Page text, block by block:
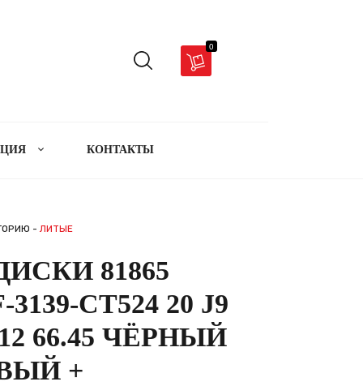
0
КОНТАКТЫ
- ЛИТЫЕ
81865
CT524 20 J9
66.45 ЧЁРНЫЙ
+